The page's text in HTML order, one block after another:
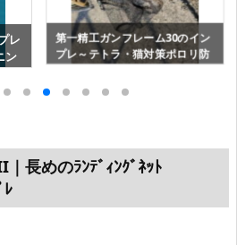
防
ー
ﾒｲﾎｳ ﾏﾙﾁｸﾘｯﾌﾟBM-L は手すり・
柵・船べりの簡易ﾛｯﾄﾞﾎﾙﾀﾞｰに
最適
｜長めのﾗﾝﾃﾞｨﾝｸﾞﾈｯﾄ
ﾚ